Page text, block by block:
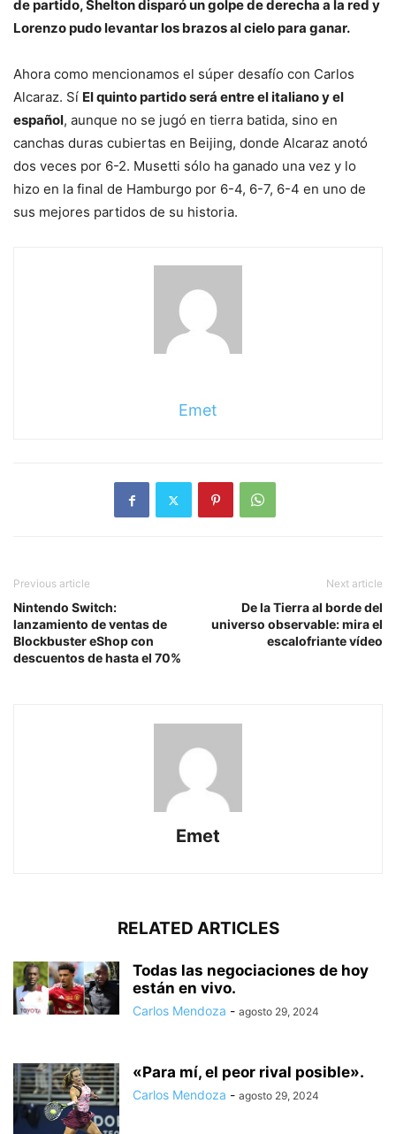
de partido, Shelton disparó un golpe de derecha a la red y
Lorenzo pudo levantar los brazos al cielo para ganar.
Ahora como mencionamos el súper desafío con Carlos
Alcaraz. Sí El quinto partido será entre el italiano y el
español, aunque no se jugó en tierra batida, sino en
canchas duras cubiertas en Beijing, donde Alcaraz anotó
dos veces por 6-2. Musetti sólo ha ganado una vez y lo
hizo en la final de Hamburgo por 6-4, 6-7, 6-4 en uno de
sus mejores partidos de su historia.
Emet
Previous article
Nintendo Switch:
lanzamiento de ventas de
Blockbuster eShop con
descuentos de hasta el 70%
Next article
De la Tierra al borde del
universo observable: mira el
escalofriante vídeo
Emet
RELATED ARTICLES
Todas las negociaciones de hoy
están en vivo.
Carlos Mendoza - agosto 29, 2024
«Para mí, el peor rival posible».
Carlos Mendoza - agosto 29, 2024